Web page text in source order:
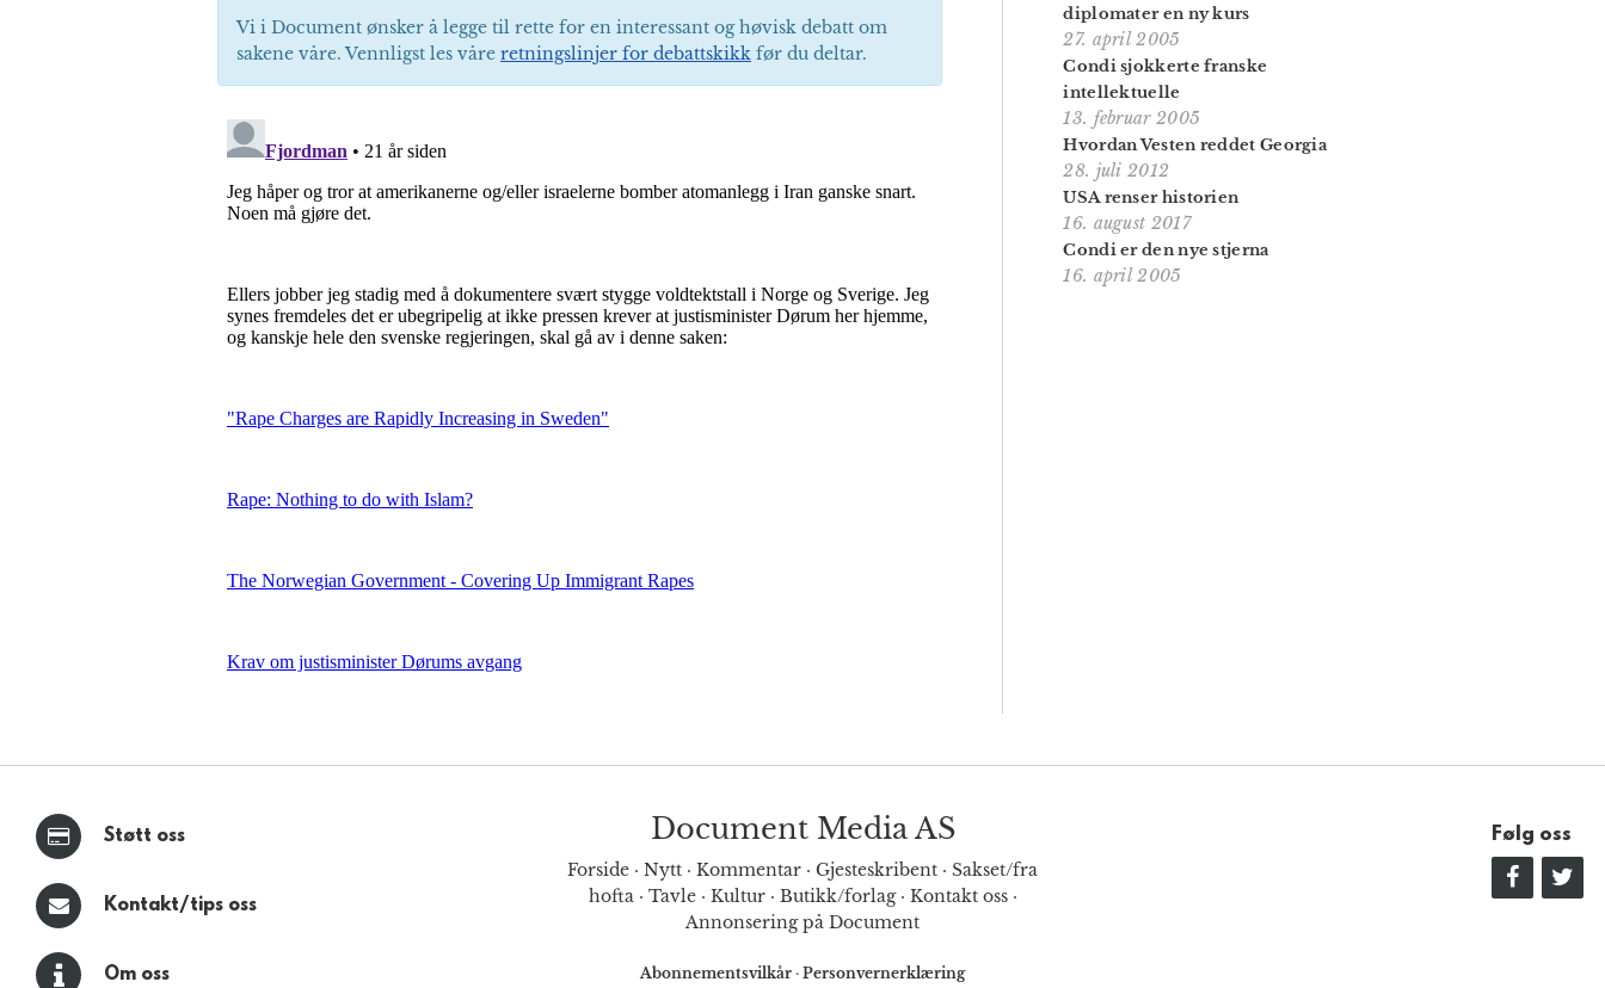
Vi i Document ønsker å legge til rette for en interessant og høvisk debatt om
sakene våre. Vennligst les våre retningslinjer for debattskikk før du deltar.
diplomater en ny kurs
27. april 2005
Condi sjokkerte franske
intellektuelle
13. februar 2005
Hvordan Vesten reddet Georgia
28. juli 2012
USA renser historien
16. august 2017
Condi er den nye stjerna
16. april 2005
Støtt oss
Kontakt/tips oss
Om oss
Document Media AS
Forside · Nytt · Kommentar · Gjesteskribent · Sakset/fra
hofta· Tavle· Kultur· Butikk/forlag· Kontakt oss·
Annonsering på Document
Abonnementsvilkår · Personvernerklæring
Følg oss